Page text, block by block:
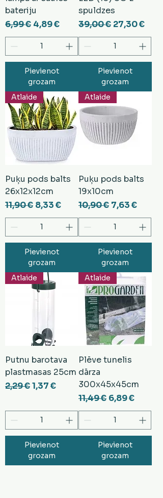
bateriju
Parastā cena
6,99 € Izpārdošanas cena
4,89 €
Pievienot
grozam
spuldzes
Parastā cena
39,00 € 27,30 €
Pievienot
grozam
Atlaide
Puķu pods balts
26x12x12cm
Parastā cena
11,90 € Izpārdošanas cena
8,33 €
Pievienot
grozam
Atlaide
Puķu pods balts
19x10cm
Parastā cena
10,90 € 7,63 €
Pievienot
grozam
Atlaide
Putnu barotava
plastmasas 25cm
Parastā cena
2,29 €Izpārdošanas cena
1,37 €
Pievienot
grozam
Atlaide
Plēve tunelis
dārza
300x45x45cm
Parastā cena
11,49 € 6,89 €
Pievienot
grozam